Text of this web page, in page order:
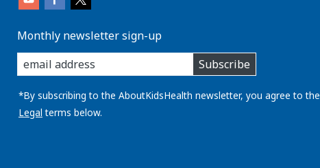
Monthly newsletter sign-up
enter
you
email
address:
Subscribe
*By subscribing to the AboutKidsHealth newsletter, you agree to the
Legal terms below.